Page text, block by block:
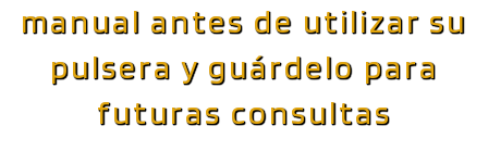
manual antes de utilizar su
pulsera y guárdelo para
futuras consultas